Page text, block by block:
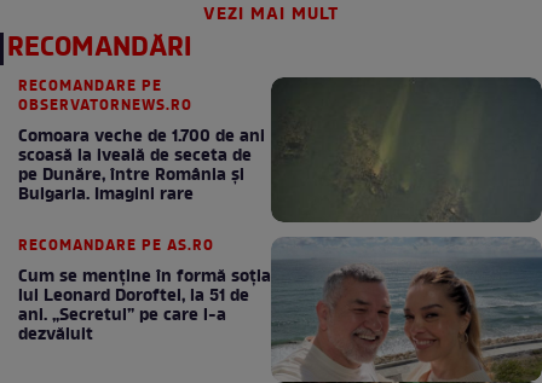
VEZI MAI MULT
RECOMANDĂRI
RECOMANDARE PE
OBSERVATORNEWS.RO
Comoara veche de 1.700 de ani
scoasă la iveală de seceta de
pe Dunăre, între România şi
Bulgaria. Imagini rare
RECOMANDARE PE AS.RO
Cum se menţine în formă soţia
lui Leonard Doroftei, la 51 de
ani. „Secretul” pe care l-a
dezvăluit